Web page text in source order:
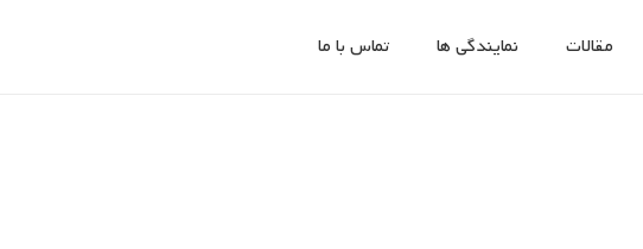
مقالات نمایندگی ها تماس با ما